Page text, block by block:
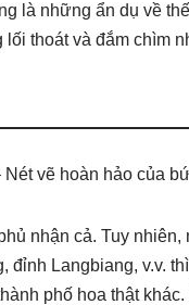
là những ẩn dụ về
thoát và đắm chìm
vẽ hoàn hảo của
nhận cả. Tuy
Langbiang, v.v.
phố hoa thật